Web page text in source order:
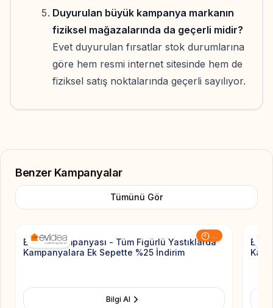
Duyurulan büyük kampanya markanın
fiziksel mağazalarında da geçerli midir?
Evet duyurulan fırsatlar stok durumlarına
göre hem resmi internet sitesinde hem de
fiziksel satış noktalarında geçerli sayılıyor.
Benzer Kampanyalar
Tümünü Gör
Add to
Evidea Kampanyası - Tüm Figürlü Yastıklarda
Kampanyalara Ek Sepette %25 İndirim
Bilgi Al